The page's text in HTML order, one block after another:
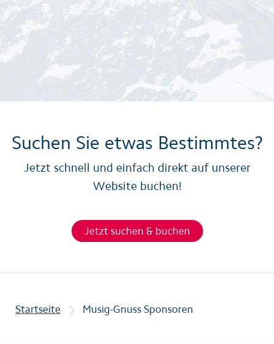
Suchen Sie etwas Bestimmtes?
Jetzt schnell und einfach direkt auf unserer
Website buchen!
Jetzt suchen & buchen
Startseite Musig-Gnuss Sponsoren